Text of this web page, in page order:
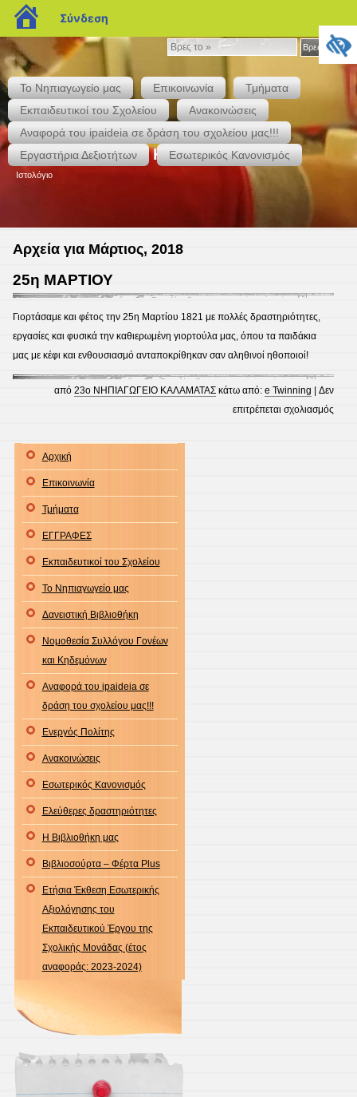
Βρες
»
Βρες το »
Το Νηπιαγωγείο μας Επικοινωνία
Τμήματα
Εκπαιδευτικοί του Σχολείου
Ανακοινώσεις
Αναφορά του ipaideia σε δράση του σχολείου μας!!!
Εργαστήρια Δεξιοτήτων
Εσωτερικός Κανονισμός
23ο Νηπιαγωγείο Καλαμάτας
Ιστολόγιο
Αρχεία για Μάρτιος, 2018
25η ΜΑΡΤΙΟΥ
Γιορτάσαμε και φέτος την 25η Μαρτίου 1821 με πολλές δραστηριότητες,
εργασίες και φυσικά την καθιερωμένη γιορτούλα μας, όπου τα παιδάκια
μας με κέφι και ενθουσιασμό ανταποκρίθηκαν σαν αληθινοί ηθοποιοί!
από23ο ΝΗΠΙΑΓΩΓΕΙΟ ΚΑΛΑΜΑΤΑΣ κάτω από:e Twinning |Δεν
επιτρέπεται σχολιασμός
Αρχική
Επικοινωνία
Τμήματα
ΕΓΓΡΑΦΕΣ
Εκπαιδευτικοί του Σχολείου
Το Νηπιαγωγείο μας
Δανειστική Βιβλιοθήκη
Νομοθεσία Συλλόγου Γονέων
και Κηδεμόνων
Αναφορά του ipaideia σε
δράση του σχολείου μας!!!
Ενεργός Πολίτης
Ανακοινώσεις
Εσωτερικός Κανονισμός
Ελεύθερες δραστηριότητες
Η Βιβλιοθήκη μας
Βιβλιοσούρτα – Φέρτα Plus
Ετήσια Έκθεση Εσωτερικής
Αξιολόγησης του
Εκπαιδευτικού Έργου της
Σχολικής Μονάδας (έτος
αναφοράς: 2023-2024)
blogs.sch.gr
Σύνδεση